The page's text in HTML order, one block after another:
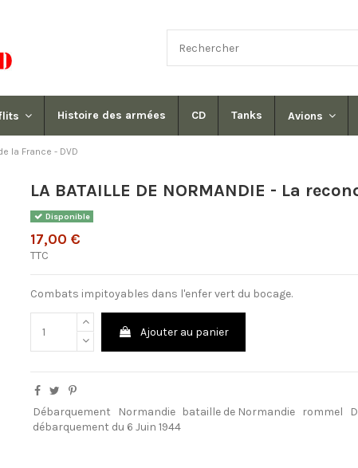
Histoire des armées CD Tanks Avions
la France - DVD
LA BATAILLE DE NORMANDIE - La
Disponible
17,00 €
TTC
Combats impitoyables dans l'enfer vert du bocage.
Ajouter au panier
Débarquement Normandie bataille de Normandie rommel
débarquement du 6 Juin 1944